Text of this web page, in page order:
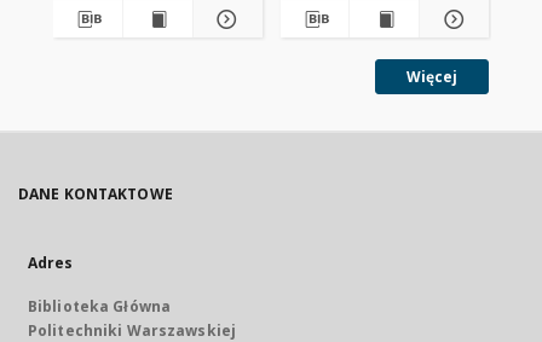
Więcej
DANE KONTAKTOWE
Adres
Biblioteka Główna
Politechniki Warszawskiej